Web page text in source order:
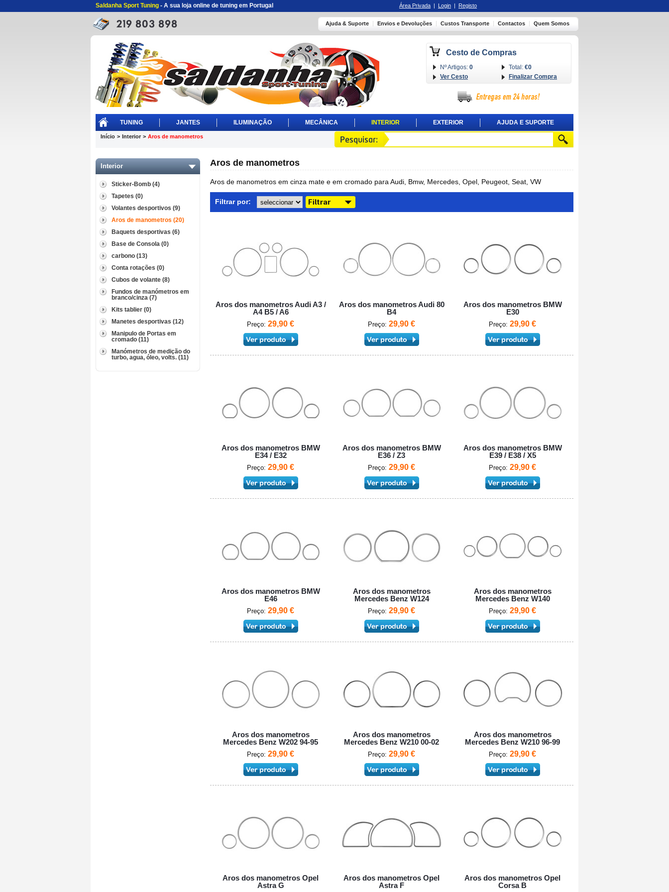
Saldanha Sport Tuning - A sua loja online de tuning em Portugal Área Privada | Login | Registo
Ajuda & Suporte Envios e Devoluções Custos Transporte Contactos Quem Somos
Cesto de Compras
Nº Artigos: 0
Ver Cesto
Total: €0
Finalizar Compra
TUNING JANTES ILUMINAÇÃO MECÂNICA INTERIOR EXTERIOR AJUDA E SUPORTE
Início > Interior > Aros de manometros
Interior
Sticker-Bomb (4)
Tapetes (0)
Volantes desportivos (9)
Aros de manometros (20)
Baquets desportivas (6)
Base de Consola (0)
carbono (13)
Conta rotações (0)
Cubos de volante (8)
Fundos de manómetros em
branco/cinza (7)
Kits tablier (0)
Manetes desportivas (12)
Manipulo de Portas em
cromado (11)
Manómetros de medição do
turbo, agua, óleo, volts. (11)
Aros de manometros
Aros de manometros em cinza mate e em cromado para Audi, Bmw, Mercedes, Opel, Peugeot, Seat, VW
Filtrar por:
Aros dos manometros Audi A3 /
A4 B5 / A6
Preço: 29,90 €
Aros dos manometros Audi 80
B4
Preço: 29,90 €
Aros dos manometros BMW
E30
Preço: 29,90 €
Aros dos manometros BMW
E34 / E32
Preço: 29,90 €
Aros dos manometros BMW
E36 / Z3
Preço: 29,90 €
Aros dos manometros BMW
E39 / E38 / X5
Preço: 29,90 €
Aros dos manometros BMW
E46
Preço: 29,90 €
Aros dos manometros
Mercedes Benz W124
Preço: 29,90 €
Aros dos manometros
Mercedes Benz W140
Preço: 29,90 €
Aros dos manometros
Mercedes Benz W202 94-95
Preço: 29,90 €
Aros dos manometros
Mercedes Benz W210 00-02
Preço: 29,90 €
Aros dos manometros
Mercedes Benz W210 96-99
Preço: 29,90 €
Aros dos manometros Opel
Astra G
Aros dos manometros Opel
Astra F
Aros dos manometros Opel
Corsa B